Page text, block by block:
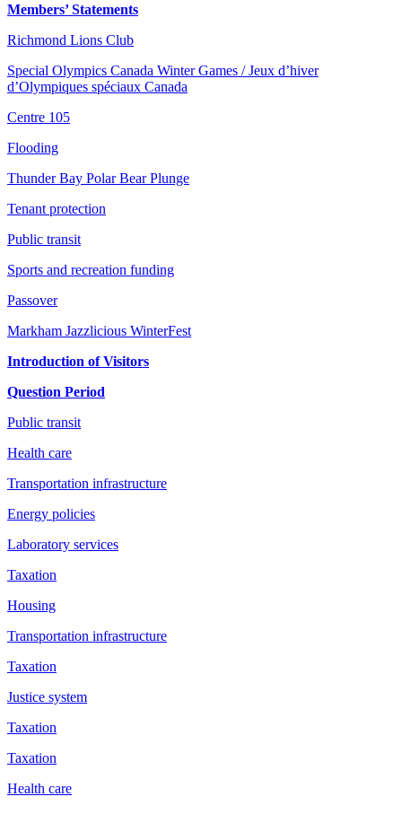
Members’ Statements
Richmond Lions Club
Special Olympics Canada Winter Games / Jeux d’hiver
d’Olympiques spéciaux Canada
Centre 105
Flooding
Thunder Bay Polar Bear Plunge
Tenant protection
Public transit
Sports and recreation funding
Passover
Markham Jazzlicious WinterFest
Introduction of Visitors
Question Period
Public transit
Health care
Transportation infrastructure
Energy policies
Laboratory services
Taxation
Housing
Transportation infrastructure
Taxation
Justice system
Taxation
Taxation
Health care